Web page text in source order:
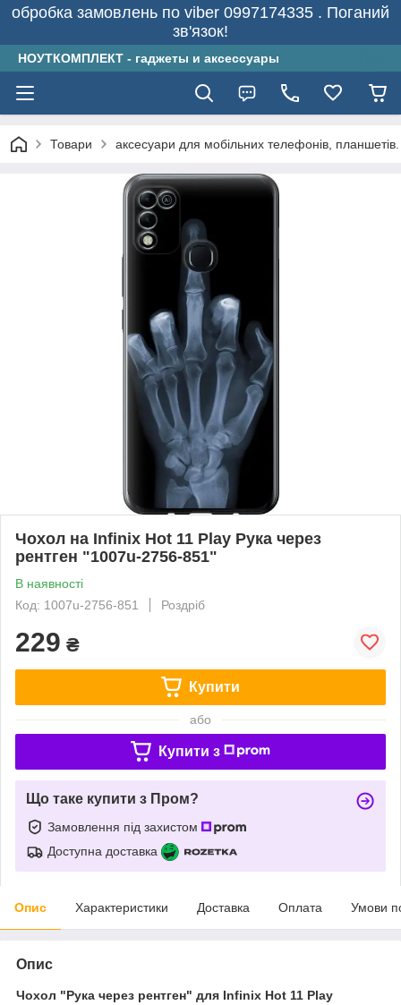
обробка замовлень по viber 0997174335 . Поганий
зв'язок!
НОУТКОМПЛЕКТ - гаджеты и аксессуары
Товари аксесуари для мобільних телефонів, планшетів.
Чохол на Infinix Hot 11 Play Рука через
рентген "1007u-2756-851"
В наявності
Код: 1007u-2756-851
Роздріб
229 ₴
Купити
або
Купити з
Що таке купити з Пром?
Замовлення під захистом
Доступна доставка
Опис Характеристики Доставка Оплата Умови
Опис
Чохол "Рука через рентген" для Infinix Hot 11 Play